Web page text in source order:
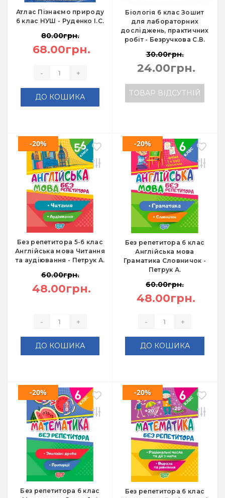
Атлас Пізнаємо природу
6 клас НУШ - Руденко І.С.
80.00грн.
68.00грн.
- +
ДО КОШИКА
Біологія 6 клас Зошит
для лабораторних
досліджень, практичних
робіт - Безручкова С.В.
30.00грн.
24.00грн.
ТОВАР ВІДСУТНІЙ
Без репетитора 5-6 клас
Англійська мова Читання
та аудіювання - Петрук А.
-20%
60.00грн.
48.00грн.
- +
ДО КОШИКА
Без репетитора 6 клас
Англійська мова
Граматика Словничок -
Петрук А.
-20%
60.00грн.
48.00грн.
- +
ДО КОШИКА
Без репетитора 6 клас
-20%
Без репетитора 6 клас
-20%